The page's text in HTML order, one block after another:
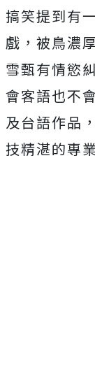
搞笑提到有
戲， 被鳥濃
雪甄有情慾
會客語也不
及台語作品
技精湛的專